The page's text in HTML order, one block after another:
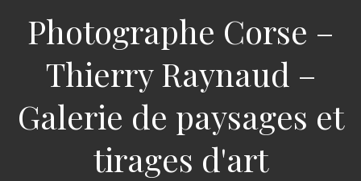
Photographe Corse –
Thierry Raynaud –
Galerie de paysages et
tirages d'art